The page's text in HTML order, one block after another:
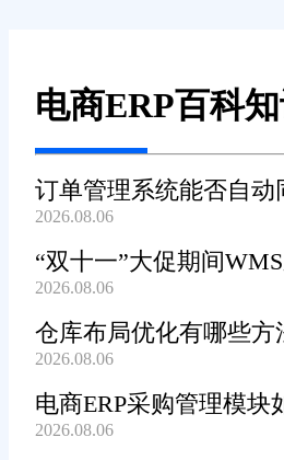
电商ERP百科
订单管理系统能否自动
订单?
2026.08.06
“双十一”大促期间
货效率?
2026.08.06
仓库布局优化有哪些方
辅助规划吗?
2026.08.06
电商ERP采购管理模块
高效顺畅?
2026.08.06